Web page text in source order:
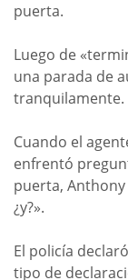
puerta.
Luego de
una parada de
tranquilamente.
Cuando el
enfrentó
puerta,
¿y?».
El policía
tipo de